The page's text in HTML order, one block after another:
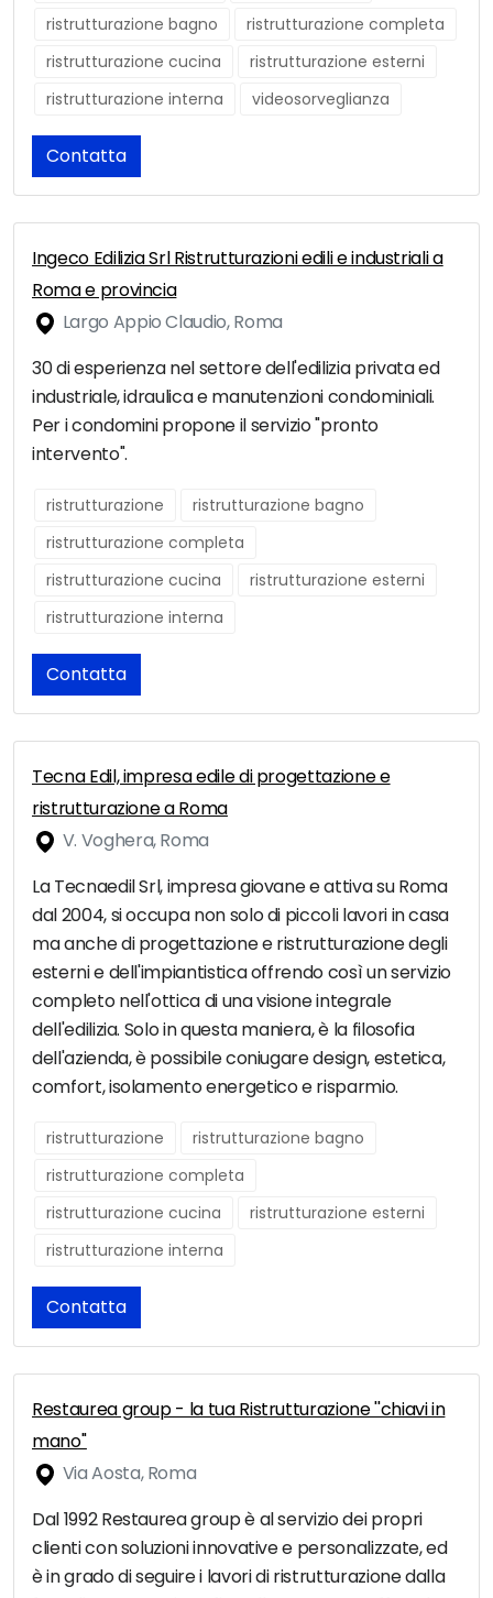
ristrutturazione bagno
ristrutturazione completa
ristrutturazione cucina
ristrutturazione esterni
ristrutturazione interna
videosorveglianza
Contatta
Ingeco Edilizia Srl Ristrutturazioni edili e industriali a
Roma e provincia
Largo Appio Claudio, Roma
30 di esperienza nel settore dell'edilizia privata ed
industriale, idraulica e manutenzioni condominiali.
Per i condomini propone il servizio "pronto
intervento".
ristrutturazione
ristrutturazione bagno
ristrutturazione completa
ristrutturazione cucina
ristrutturazione esterni
ristrutturazione interna
Contatta
Tecna Edil, impresa edile di progettazione e
ristrutturazione a Roma
V. Voghera, Roma
La Tecnaedil Srl, impresa giovane e attiva su Roma
dal 2004, si occupa non solo di piccoli lavori in casa
ma anche di progettazione e ristrutturazione degli
esterni e dell'impiantistica offrendo così un servizio
completo nell'ottica di una visione integrale
dell'edilizia. Solo in questa maniera, è la filosofia
dell'azienda, è possibile coniugare design, estetica,
comfort, isolamento energetico e risparmio.
ristrutturazione
ristrutturazione bagno
ristrutturazione completa
ristrutturazione cucina
ristrutturazione esterni
ristrutturazione interna
Contatta
Restaurea group - la tua Ristrutturazione ''chiavi in
mano''
Via Aosta, Roma
Dal 1992 Restaurea group è al servizio dei propri
clienti con soluzioni innovative e personalizzate, ed
è in grado di seguire i lavori di ristrutturazione dalla